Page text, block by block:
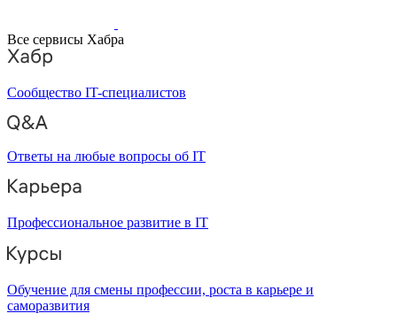
Все сервисы Хабра
Сообщество IT-специалистов
Ответы на любые вопросы об IT
Профессиональное развитие в IT
Обучение для смены профессии, роста в карьере и
саморазвития